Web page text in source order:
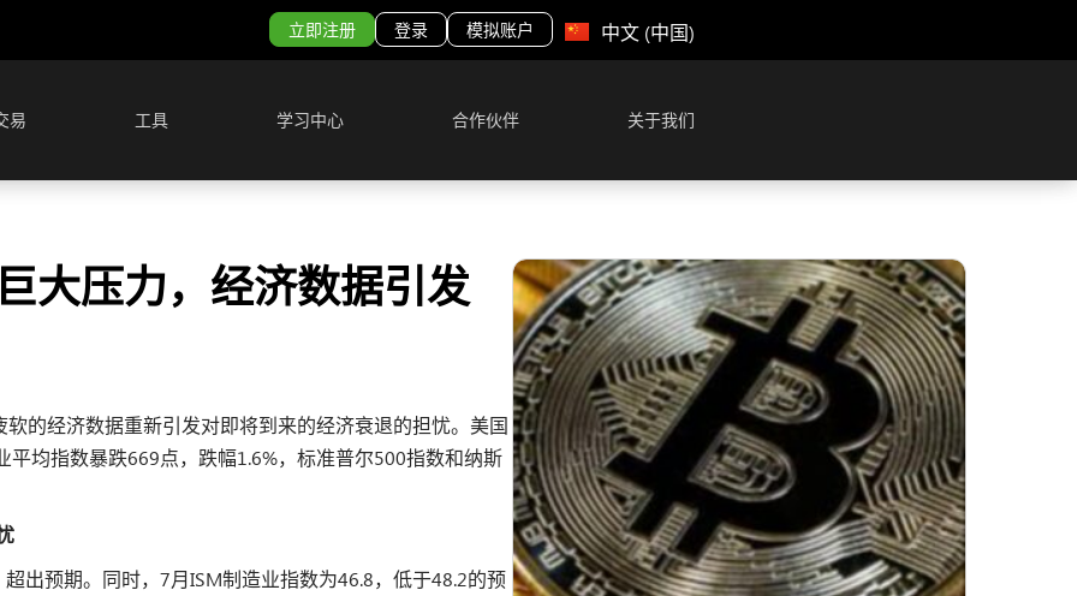
立即注册 登录 模拟账户 中文 (中国)
易 工具 学习中心 合作伙伴 关于我们
大压力，经济数据引发
的经济数据重新引发对即将到来的经济衰退的担忧。美国
均指数暴跌669点，跌幅1.6%，标准普尔500指数和纳斯
出预期。同时，7月ISM制造业指数为46.8，低于48.2的预